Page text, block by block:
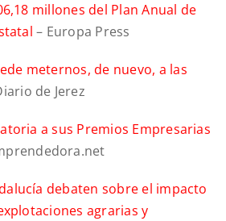
millones del Plan Anual de
– Europa Press
meternos, de nuevo, a las
de Jerez
a sus Premios Empresarias
debaten sobre el impacto
agrarias y